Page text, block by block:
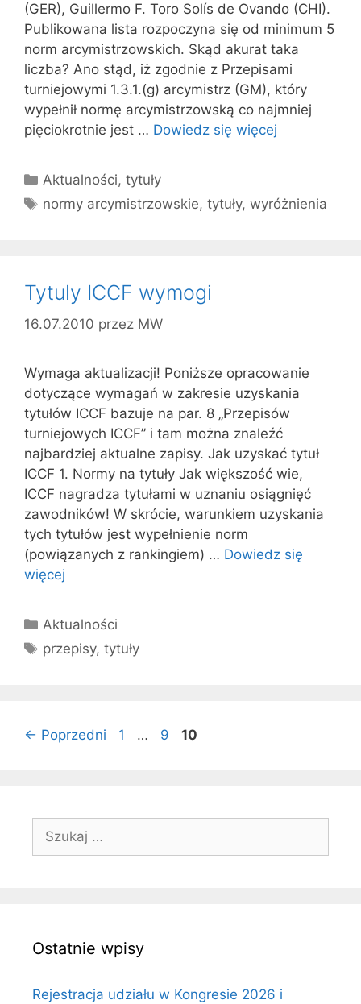
(GER), Guillermo F. Toro Solís de Ovando (CHI).
Publikowana lista rozpoczyna się od minimum 5
norm arcymistrzowskich. Skąd akurat taka
liczba? Ano stąd, iż zgodnie z Przepisami
turniejowymi 1.3.1.(g) arcymistrz (GM), który
wypełnił normę arcymistrzowską co najmniej
pięciokrotnie jest … Dowiedz się więcej
Kategorie
Aktualności,tytuły
Tagi
normy arcymistrzowskie,tytuły,wyróżnienia
Tytuly ICCF wymogi
16.07.2010 przez MW
Wymaga aktualizacji! Poniższe opracowanie
dotyczące wymagań w zakresie uzyskania
tytułów ICCF bazuje na par. 8 „Przepisów
turniejowych ICCF” i tam można znaleźć
najbardziej aktualne zapisy. Jak uzyskać tytuł
ICCF 1. Normy na tytuły Jak większość wie,
ICCF nagradza tytułami w uznaniu osiągnięć
zawodników! W skrócie, warunkiem uzyskania
tych tytułów jest wypełnienie norm
(powiązanych z rankingiem) … Dowiedz się
więcej
Kategorie
Aktualności
Tagi
przepisy,tytuły
← Poprzedni Strona
1 … Strona
9 Strona
10
Ostatnie wpisy
Rejestracja udziału w Kongresie 2026 i